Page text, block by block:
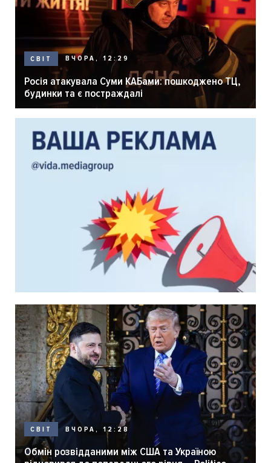
СВІТ ВЧОРА, 12:29
Росія атакувала Суми КАБами: пошкоджено ТЦ,
будинки та є постраждалі
СВІТ ВЧОРА, 12:28
Обмін розвідданими між США та Україною